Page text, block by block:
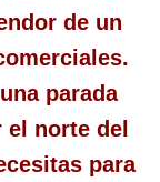
de un
parada
el norte del
para